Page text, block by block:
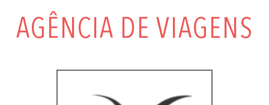
AGÊNCIA DE VIAGENS